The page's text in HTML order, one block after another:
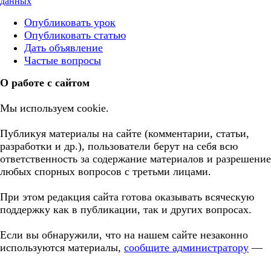
Опубликовать урок
Опубликовать статью
Дать объявление
Частые вопросы
О работе с сайтом
Мы используем cookie.
Публикуя материалы на сайте (комментарии, статьи,
разработки и др.), пользователи берут на себя всю
ответственность за содержание материалов и разрешение
любых спорных вопросов с третьми лицами.
При этом редакция сайта готова оказывать всяческую
поддержку как в публикации, так и других вопросах.
Если вы обнаружили, что на нашем сайте незаконно
используются материалы, сообщите администратору —